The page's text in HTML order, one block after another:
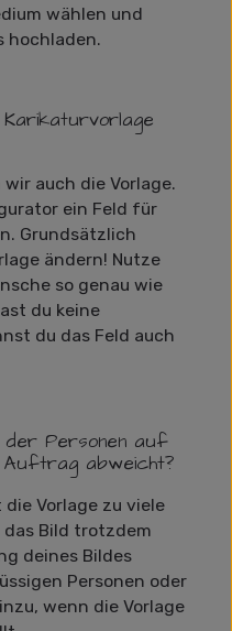
wählen und
hochladen.
Karikaturvorlage
auch die Vorlage.
ein Feld für
Grundsätzlich
ändern! Nutze
so genau wie
du keine
du das Feld auch
der Personen auf
Auftrag abweicht?
Vorlage zu viele
das Bild trotzdem
deines Bildes
Personen oder
wenn die Vorlage